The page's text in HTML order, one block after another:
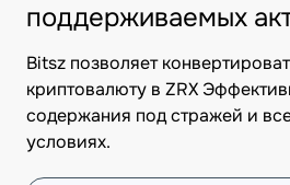
поддерживаемых
Bitsz позволяет
криптовалюту в ZRX
содержания под стражей и
условиях.